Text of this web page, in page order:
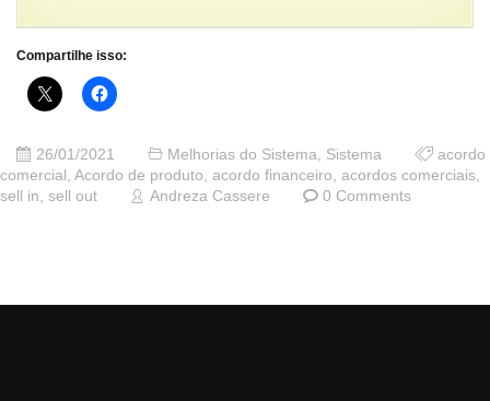
Compartilhe isso:
26/01/2021 Melhorias do Sistema Sistema
acordo
comercial Acordo de produto acordo financeiro acordos comerciais
sell in sell out Andreza Cassere 0 Comments